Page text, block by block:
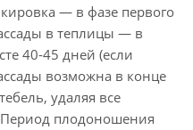
— в фазе первого
в теплицы — в
40-45 дней (если
возможна в конце
удаляя все
плодоношения